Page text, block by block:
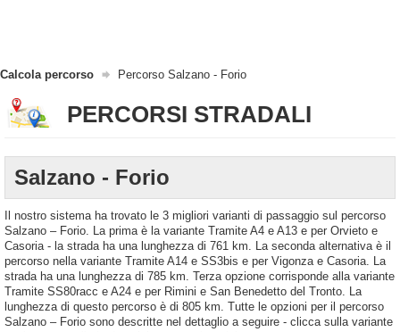
Calcola percorso Percorso Salzano - Forio
PERCORSI STRADALI
Salzano - Forio
Il nostro sistema ha trovato le 3 migliori varianti di passaggio sul percorso
Salzano – Forio. La prima è la variante Tramite A4 e A13 e per Orvieto e
Casoria - la strada ha una lunghezza di 761 km. La seconda alternativa è il
percorso nella variante Tramite A14 e SS3bis e per Vigonza e Casoria. La
strada ha una lunghezza di 785 km. Terza opzione corrisponde alla variante
Tramite SS80racc e A24 e per Rimini e San Benedetto del Tronto. La
lunghezza di questo percorso è di 805 km. Tutte le opzioni per il percorso
Salzano – Forio sono descritte nel dettaglio a seguire - clicca sulla variante